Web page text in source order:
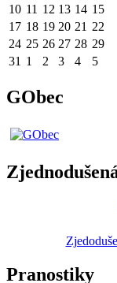
10 11 12 13 14 15
17 18 19 20 21 22
24 25 26 27 28 29
31 1 2 3 4 5
GObec
Pranostiky